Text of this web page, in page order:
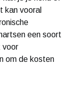
kan vooral
een soort
voor
om de kosten